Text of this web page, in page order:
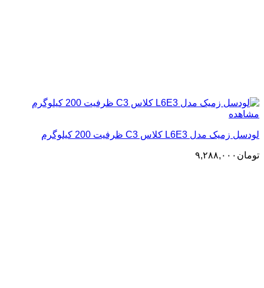
مشاهده
لودسل زمیک مدل L6E3 کلاس C3 ظرفیت 200 کیلوگرم
تومان ۹,۲۸۸,۰۰۰